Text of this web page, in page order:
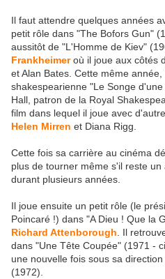
Il faut attendre quelques années
petit rôle dans "The Bofors Gun"
aussitôt de "L'Homme de Kiev"
Frankheimeroù il joue aux côtés
et Alan Bates. Cette même
shakespearienne "Le Songe
Hall, patron de la Royal
film dans lequel il joue avec
Helen Mirren et Diana Rigg.
Cette fois sa carrière au cinéma
plus de tourner même s'il reste
durant plusieurs années.
Il joue ensuite un petit rôle (le
Poincaré !) dans "A Dieu ! Que la
Richard Attenborough . Il
dans "Une Tête Coupée" (1971 -
une nouvelle fois sous sa
(1972).